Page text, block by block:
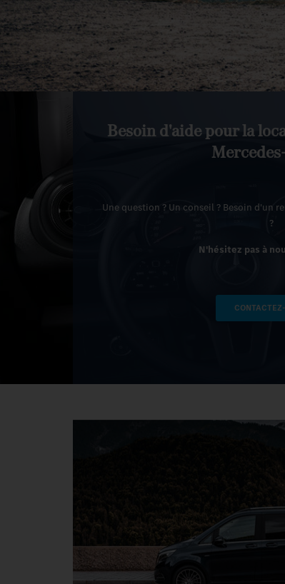
Besoin d'aide pour la
Une question ? Un conseil ? Besoin d'un
?
N'hésitez pas à